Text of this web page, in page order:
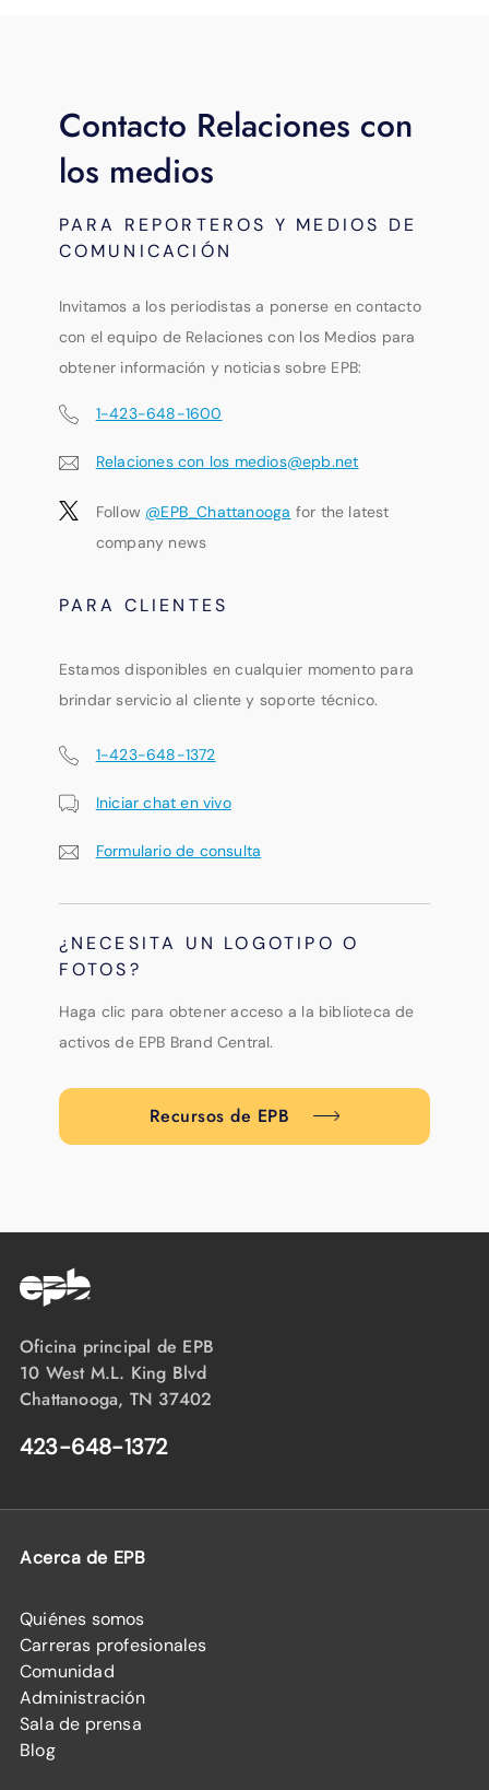
Contacto Relaciones con
los medios
PARA REPORTEROS Y MEDIOS DE
COMUNICACIÓN
Invitamos a los periodistas a ponerse en contacto
con el equipo de Relaciones con los Medios para
obtener información y noticias sobre EPB:
1-423-648-1600
Relaciones con los medios@epb.net
Follow @EPB_Chattanooga for the latest
company news
PARA CLIENTES
Estamos disponibles en cualquier momento para
brindar servicio al cliente y soporte técnico.
1-423-648-1372
Iniciar chat en vivo
Formulario de consulta
¿NECESITA UN LOGOTIPO O
FOTOS?
Haga clic para obtener acceso a la biblioteca de
activos de EPB Brand Central.
Recursos de EPB
Oficina principal de EPB
10 West M.L. King Blvd
Chattanooga, TN 37402
423-648-1372
Acerca de EPB
Quiénes somos
Carreras profesionales
Comunidad
Administración
Sala de prensa
Blog